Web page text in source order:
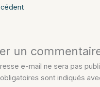
un
e-mail ne sera pas
sont indiqués